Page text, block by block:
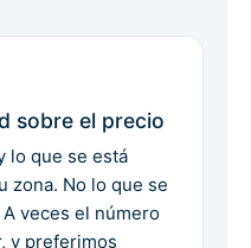
sobre el precio
lo que se está
zona. No lo que se
veces el número
y preferimos